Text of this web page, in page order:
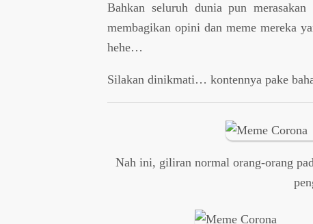
Bahkan seluruh dunia pun
membagikan opini dan meme mereka
hehe…
Silakan dinikmati… kontennya pake
Nah ini, giliran normal orang-orang